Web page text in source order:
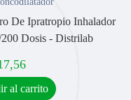
De Ipratropio Inhalador
Dosis - Distrilab
al carrito